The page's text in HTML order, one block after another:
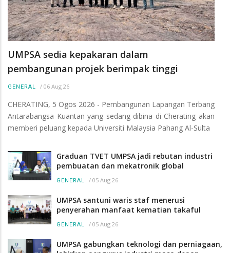
UMPSA sedia kepakaran dalam
pembangunan projek berimpak tinggi
GENERAL / 06 Aug 26
CHERATING, 5 Ogos 2026 - Pembangunan Lapangan Terbang
Antarabangsa Kuantan yang sedang dibina di Cherating akan
memberi peluang kepada Universiti Malaysia Pahang Al-Sulta
Graduan TVET UMPSA jadi rebutan industri
pembuatan dan mekatronik global
GENERAL / 05 Aug 26
UMPSA santuni waris staf menerusi
penyerahan manfaat kematian takaful
GENERAL / 05 Aug 26
UMPSA gabungkan teknologi dan perniagaan,